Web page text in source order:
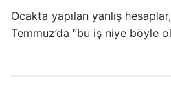
Ocakta yapılan yanlış hesaplar,
Temmuz’da “bu iş niye böyle